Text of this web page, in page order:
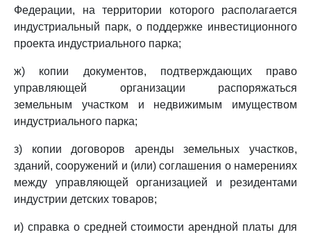
Федерации, на территории которого располагается
индустриальный парк, о поддержке инвестиционного
проекта индустриального парка;
ж) копии документов, подтверждающих право
управляющей организации распоряжаться
земельным участком и недвижимым имуществом
индустриального парка;
з) копии договоров аренды земельных участков,
зданий, сооружений и (или) соглашения о намерениях
между управляющей организацией и резидентами
индустрии детских товаров;
и) справка о средней стоимости арендной платы для